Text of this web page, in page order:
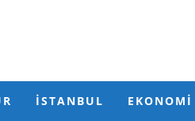
İSTANBUL EKONOMI